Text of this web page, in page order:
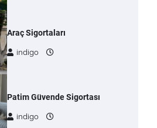
Araç Sigortaları
indigo
Patim Güvende Sigortası
indigo